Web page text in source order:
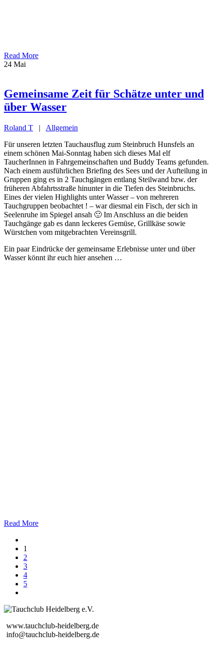
Read More
24 Mai
Gemeinsame Zeit für Schätze unter und
über Wasser
Roland T | Allgemein
Für unseren letzten Tauchausflug zum Steinbruch Hunsfels an
einem schönen Mai-Sonntag haben sich dieses Mal elf
TaucherInnen in Fahrgemeinschaften und Buddy Teams gefunden.
Nach einem ausführlichen Briefing des Sees und der Aufteilung in
Gruppen ging es in 2 Tauchgängen entlang Steilwand bzw. der
früheren Abfahrtsstraße hinunter in die Tiefen des Steinbruchs.
Eines der vielen Highlights unter Wasser – von mehreren
Tauchgruppen beobachtet ! – war diesmal ein Fisch, der sich in
Seelenruhe im Spiegel ansah 🙂 Im Anschluss an die beiden
Tauchgänge gab es dann leckeres Gemüse, Grillkäse sowie
Würstchen vom mitgebrachten Vereinsgrill.
Ein paar Eindrücke der gemeinsame Erlebnisse unter und über
Wasser könnt ihr euch hier ansehen …
Read More
1
2
3
4
5
www.tauchclub-heidelberg.de
info@tauchclub-heidelberg.de